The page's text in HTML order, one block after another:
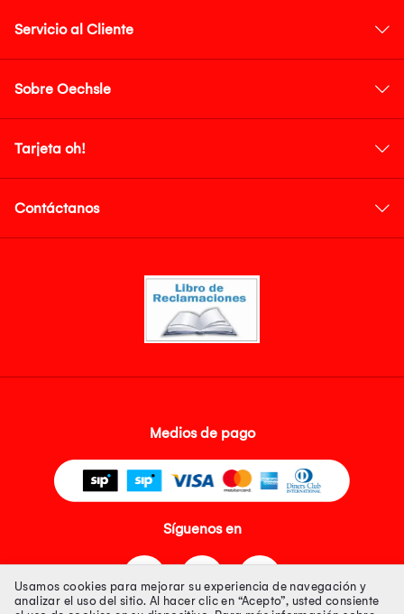
Servicio al Cliente
Sobre Oechsle
Tarjeta oh!
Contáctanos
Medios de pago
Síguenos en
Usamos cookies para mejorar su experiencia de navegación y
analizar el uso del sitio. Al hacer clic en “Acepto”, usted consiente